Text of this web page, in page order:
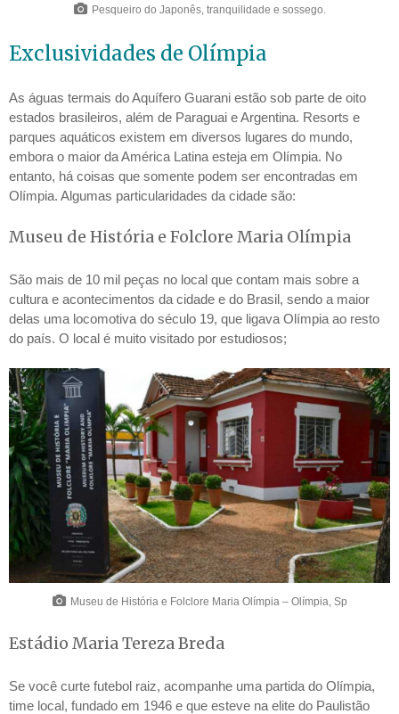
Pesqueiro do Japonês, tranquilidade e sossego.
Exclusividades de Olímpia
As águas termais do Aquífero Guarani estão sob parte de oito
estados brasileiros, além de Paraguai e Argentina. Resorts e
parques aquáticos existem em diversos lugares do mundo,
embora o maior da América Latina esteja em Olímpia. No
entanto, há coisas que somente podem ser encontradas em
Olímpia. Algumas particularidades da cidade são:
Museu de História e Folclore Maria Olímpia
São mais de 10 mil peças no local que contam mais sobre a
cultura e acontecimentos da cidade e do Brasil, sendo a maior
delas uma locomotiva do século 19, que ligava Olímpia ao resto
do país. O local é muito visitado por estudiosos;
Museu de História e Folclore Maria Olímpia – Olímpia, Sp
Estádio Maria Tereza Breda
Se você curte futebol raiz, acompanhe uma partida do Olímpia,
time local, fundado em 1946 e que esteve na elite do Paulistão